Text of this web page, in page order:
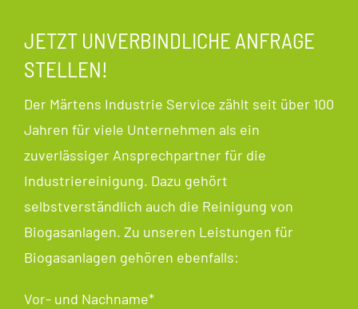
JETZT UNVERBINDLICHE ANFRAGE
STELLEN!
Der Märtens Industrie Service zählt seit über 100
Jahren für viele Unternehmen als ein
zuverlässiger Ansprechpartner für die
Industriereinigung. Dazu gehört
selbstverständlich auch die Reinigung von
Biogasanlagen. Zu unseren Leistungen für
Biogasanlagen gehören ebenfalls:
Vor- und Nachname*